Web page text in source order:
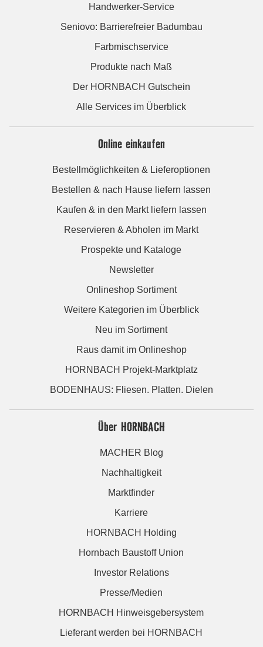
Handwerker-Service
Seniovo: Barrierefreier Badumbau
Farbmischservice
Produkte nach Maß
Der HORNBACH Gutschein
Alle Services im Überblick
Online einkaufen
Bestellmöglichkeiten & Lieferoptionen
Bestellen & nach Hause liefern lassen
Kaufen & in den Markt liefern lassen
Reservieren & Abholen im Markt
Prospekte und Kataloge
Newsletter
Onlineshop Sortiment
Weitere Kategorien im Überblick
Neu im Sortiment
Raus damit im Onlineshop
HORNBACH Projekt-Marktplatz
BODENHAUS: Fliesen. Platten. Dielen
Über HORNBACH
MACHER Blog
Nachhaltigkeit
Marktfinder
Karriere
HORNBACH Holding
Hornbach Baustoff Union
Investor Relations
Presse/Medien
HORNBACH Hinweisgebersystem
Lieferant werden bei HORNBACH